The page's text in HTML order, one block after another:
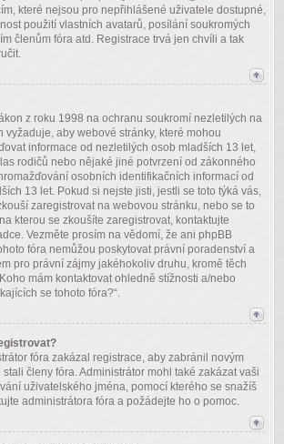
které nejsou pro nepřihlášené uživatele dostupné,
použití vlastních avatarů, posílání soukromých
členům fóra atd. Registrace trvá jen chvíli a tak
z roku 1998 na ochranu soukromí nezletilých na
vyžaduje, aby webové stránky, které mohou
informace od nezletilých osob mladších 13 let,
rodičů nebo nějaké jiné potvrzení od zákonného
osobních identifikačních informací od
13 let. Pokud si nejste jisti, jestli se toto týká vás,
zaregistrovat na webovou stránku, nebo se to
kterou se zkoušíte zaregistrovat, kontaktujte
Vezměte prosím na vědomí, že ani phpBB
fóra nemůžou poskytovat právní poradenství a
pro právní zájmy jakéhokoliv druhu, kromě těch
mám kontaktovat ohledně stížnosti a/nebo
se tohoto fóra?“.
fóra zakázal registrace, aby zabránil novým
členy fóra. Administrátor mohl také zakázat vaši
uživatelského jména, pomocí kterého se snažíš
administrátora fóra a požádejte ho o pomoc.